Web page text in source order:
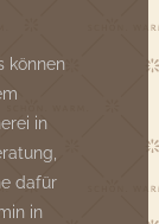
können
in
dafür
in